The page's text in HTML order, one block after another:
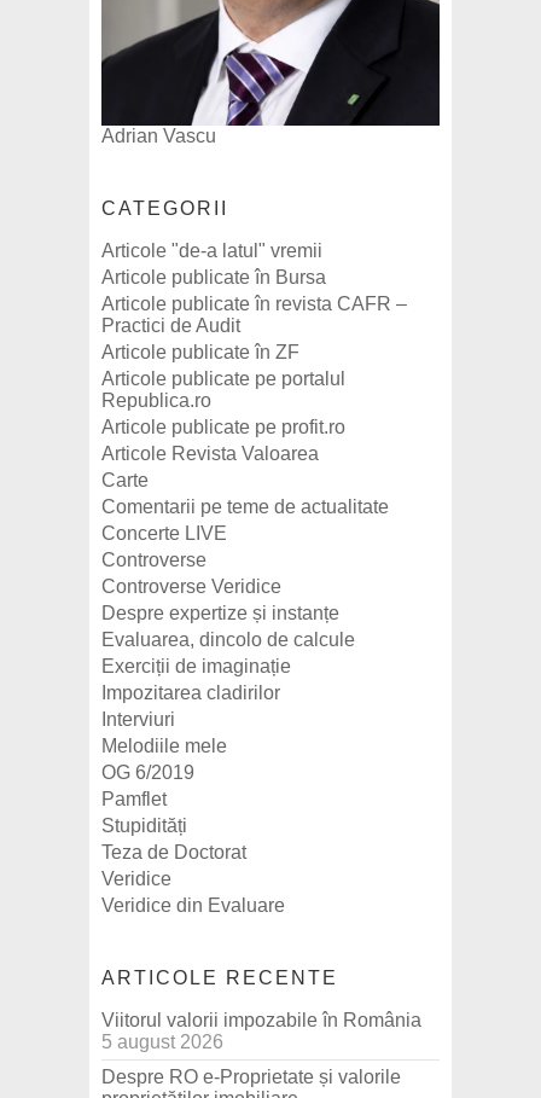
Adrian Vascu
CATEGORII
Articole "de-a latul" vremii
Articole publicate în Bursa
Articole publicate în revista CAFR –
Practici de Audit
Articole publicate în ZF
Articole publicate pe portalul
Republica.ro
Articole publicate pe profit.ro
Articole Revista Valoarea
Carte
Comentarii pe teme de actualitate
Concerte LIVE
Controverse
Controverse Veridice
Despre expertize și instanțe
Evaluarea, dincolo de calcule
Exerciții de imaginație
Impozitarea cladirilor
Interviuri
Melodiile mele
OG 6/2019
Pamflet
Stupidități
Teza de Doctorat
Veridice
Veridice din Evaluare
ARTICOLE RECENTE
Viitorul valorii impozabile în România
5 august 2026
Despre RO e-Proprietate și valorile